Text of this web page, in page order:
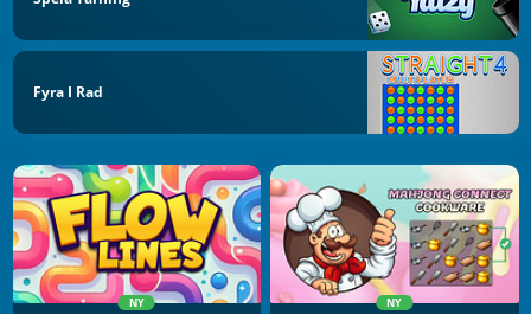
Fyra I Rad
NY NY